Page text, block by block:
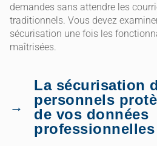
demandes sans attendre les
traditionnels. Vous devez
sécurisation une fois les
maîtrisées.
La sécurisation
personnels
de vos données
professionnelles